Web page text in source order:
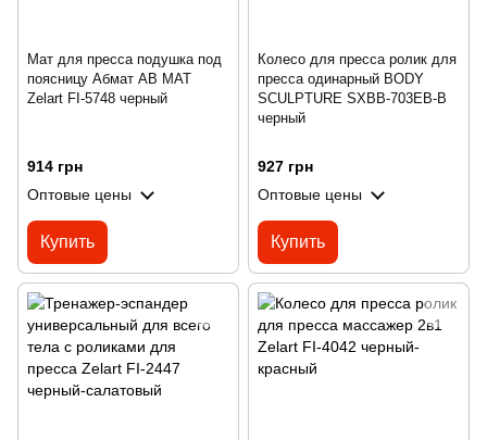
Мат для пресса подушка под
поясницу Абмат AB MAT
Zelart FI-5748 черный
914 грн
Оптовые цены
Купить
Колесо для пресса ролик для
пресса одинарный BODY
SCULPTURE SXBB-703EB-B
черный
927 грн
Оптовые цены
Купить